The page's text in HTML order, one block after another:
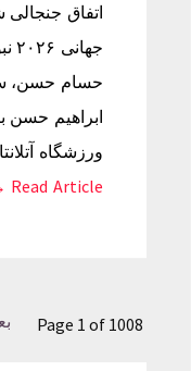
اتفاق
حسام حسن،
ابراهیم حسن
ورزشگاه
Read Article →
Page 1 of 1008